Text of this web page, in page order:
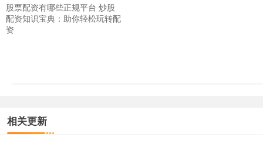
股票配资有哪些正规平台 炒股
配资知识宝典：助你轻松玩转配
资
相关更新